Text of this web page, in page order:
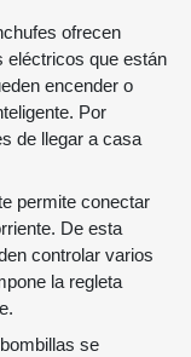
ofrecen
eléctricos que están
encender o
Por
de llegar a casa
permite conectar
De esta
controlar varios
la regleta
se